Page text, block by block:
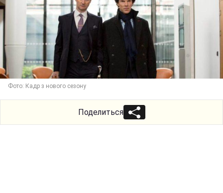
Фото: Кадр з нового сезону
Поделиться